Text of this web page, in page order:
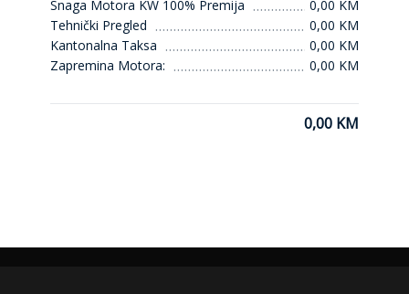
Snaga Motora KW 100% Premija
0,00 KM
Tehnički Pregled
0,00 KM
Kantonalna Taksa
0,00 KM
Zapremina Motora:
0,00 KM
0,00 KM